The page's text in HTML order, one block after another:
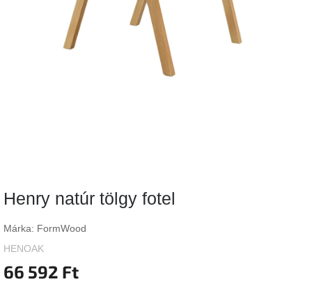
gyűjtemény
Kave
Home
gyűjtemény
Henry natúr tölgy fotel
Márka: FormWood
HENOAK
66 592 Ft